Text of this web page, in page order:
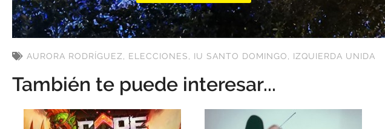
AURORA RODRÍGUEZ, ELECCIONES, IU SANTO DOMINGO, IZQUIERDA UNIDA
También te puede interesar...